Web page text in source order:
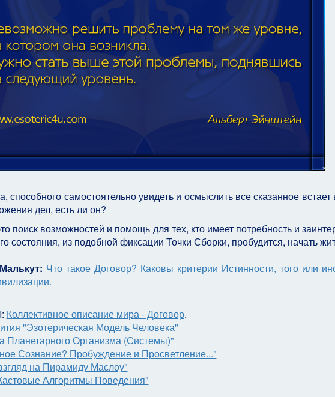
способного самостоятельно увидеть и осмыслить все сказанное встает
дел, есть ли он?
поиск возможностей и помощь для тех, кто имеет потребность и
состояния, из подобной фиксации Точки Сборки, пробудится, начать
Что такое Договор? Каковы критерии Истинности, того или
Коллективное описание мира - Договор.
"Эзотерическая Модель Человека"
Планетарного Организма (Системы)"
Сознание? Пробуждение и Просветление..."
на Пирамиду Маслоу"
Алгоритмы Поведения"